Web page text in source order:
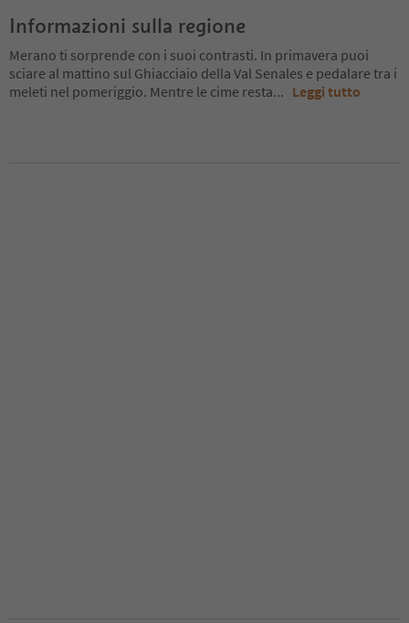
Informazioni sulla regione
Merano ti sorprende con i suoi contrasti. In primavera puoi
sciare al mattino sul Ghiacciaio della Val Senales e pedalare tra i
meleti nel pomeriggio. Mentre le cime resta... Leggi tutto